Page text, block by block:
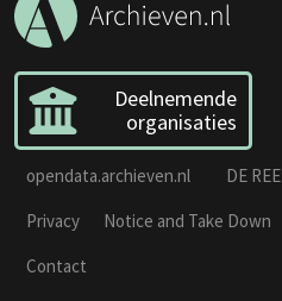
Deelnemende
organisaties
opendata.archieven.nl DE REE
Privacy
Notice and Take Down
Contact